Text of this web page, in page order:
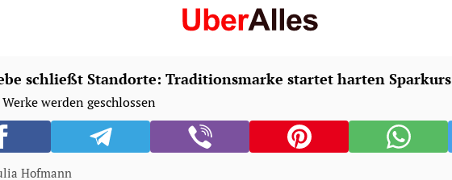
schließt Standorte: Traditionsmarke startet harten Sparkurs
werden geschlossen
Hofmann